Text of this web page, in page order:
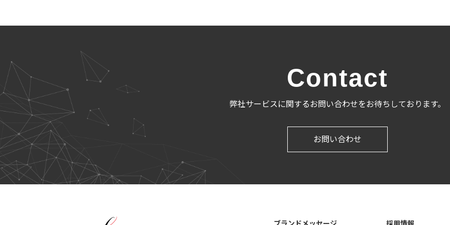
Contact
弊社サービスに関するお問い合わせをお待ちしております。
お問い合わせ